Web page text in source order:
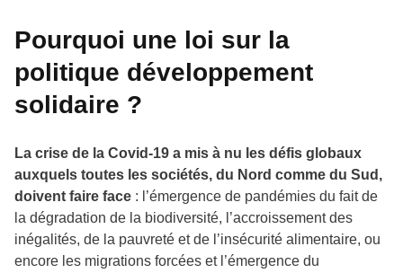
Pourquoi une loi sur la
politique développement
solidaire ?
La crise de la Covid-19 a mis à nu les défis globaux
auxquels toutes les sociétés, du Nord comme du Sud,
doivent faire face : l’émergence de pandémies du fait de
la dégradation de la biodiversité, l’accroissement des
inégalités, de la pauvreté et de l’insécurité alimentaire, ou
encore les migrations forcées et l’émergence du